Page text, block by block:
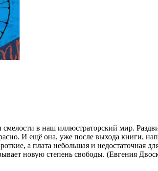
в наш иллюстраторский мир.
И ещё она, уже после выхода книги,
а плата небольшая и недостаточная
новую степень свободы. (Евгения